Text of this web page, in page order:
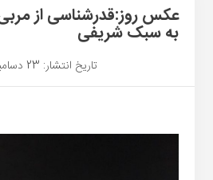
عکس روز:قدرشناسی از مربی
به سبک شریفی
تاریخ انتشار: 23 دسامبر 2018